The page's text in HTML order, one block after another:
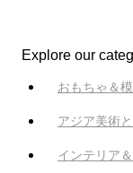
Explore our
おもちゃ＆
アジア美術
インテリア